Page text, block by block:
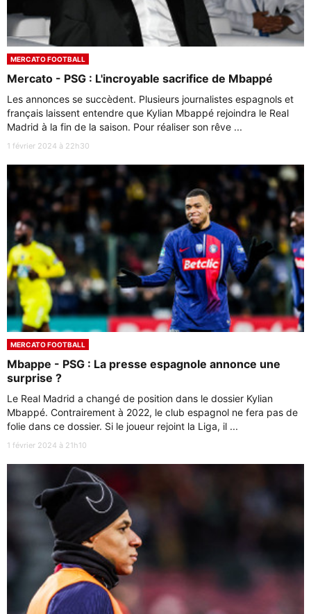
MERCATO FOOTBALL
Mercato - PSG : L'incroyable sacrifice de Mbappé
Les annonces se succèdent. Plusieurs journalistes espagnols et
français laissent entendre que Kylian Mbappé rejoindra le Real
Madrid à la fin de la saison. Pour réaliser son rêve ...
1 février 2024 à 22h30
MERCATO FOOTBALL
Mbappe - PSG : La presse espagnole annonce une
surprise ?
Le Real Madrid a changé de position dans le dossier Kylian
Mbappé. Contrairement à 2022, le club espagnol ne fera pas de
folie dans ce dossier. Si le joueur rejoint la Liga, il ...
1 février 2024 à 21h10